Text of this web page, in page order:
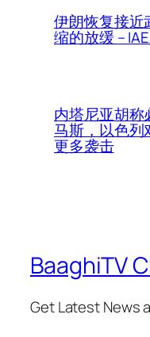
伊朗恢复接近
缩的放缓 –
内塔尼亚胡称
马斯，以色列
更多袭击
BaaghiTV
Get Latest News